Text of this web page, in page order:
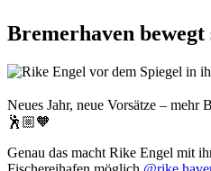
Bremerhaven bewegt
Neues Jahr, neue Vorsätze – mehr
🕺🏼🧡
Genau das macht Rike Engel mit